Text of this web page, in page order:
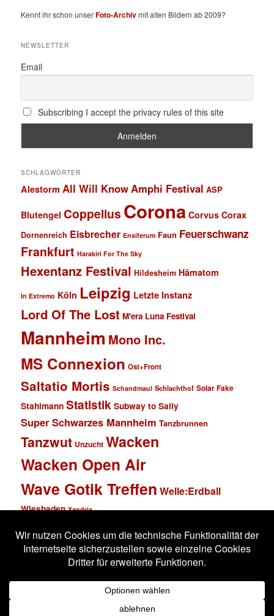
Kennt ihr schon unserFoto-Archivmit alten Bildern ab 2009?
NEWSLETTER
Email
Subscribing I accept the privacy rules of this site
SCHLAGWÖRTER
Alestorm All Will KnowAmphi Festival ASP
Blutengel Coppelius Corona Corvus Corax
Dornenreich Eisbrecher Ensiferum Faun Feuerschwanz
Frankfurt Harakiri For The Sky
Hexentanz Festival Hildesheim Hämatom
In Extremo Köln Leipzig Letzte Instanz
Lord Of The Lost M'era Luna Festival
Mannheim Mono Inc.
MS Connexion Ost+Front
Saltatio Mortis Schandmaul Schlachthof Solar Fake
Stahlmann Statistik Subway to Sally
Super Schwarzes Mannheim Tanzbrunnen
Tanzwut Unzucht Wacken
Wacken Open Air
Wave Gotik Treffen Welle:Erdball
Wiesbaden Xandria
Impressum
Stolz präsentiert von WordPress